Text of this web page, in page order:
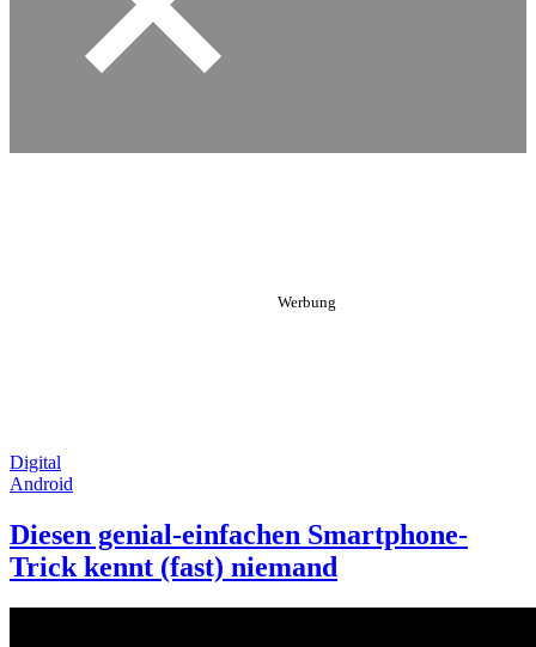
Digital
Android
Diesen genial-einfachen Smartphone-
Trick kennt (fast) niemand